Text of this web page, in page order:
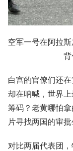
空军一号在阿拉
背
白宫的官僚们还
却在呐喊，世界
筹码？老黄哪怕
片寻找两国的审批
对比两届代表团